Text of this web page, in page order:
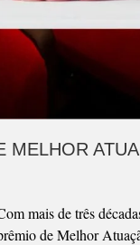
MELHOR
mais de três
de Melhor